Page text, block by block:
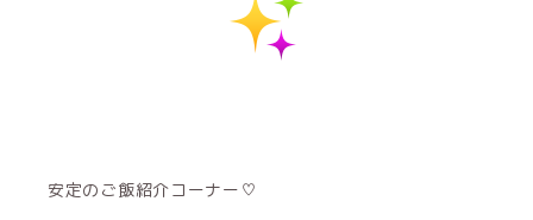
安定のご飯紹介コーナー♡